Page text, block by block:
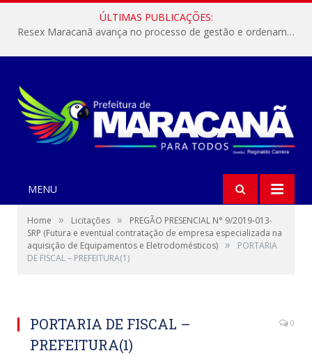
ÚLTIMAS PUBLICAÇÕES:
Resex Maracanã avança no processo de gestão e ordenamento do turismo em nossas áreas protegidas.
MENU
Home » Licitações »
PREGÃO PRESENCIAL N° 9/2019-013-
SRP (Futura e eventual contratação de empresa especializada na
aquisição de Equipamentos e Eletrodomésticos) »
PORTARIA
DE FISCAL – PREFEITURA(1)
PORTARIA DE FISCAL –
PREFEITURA(1)
0